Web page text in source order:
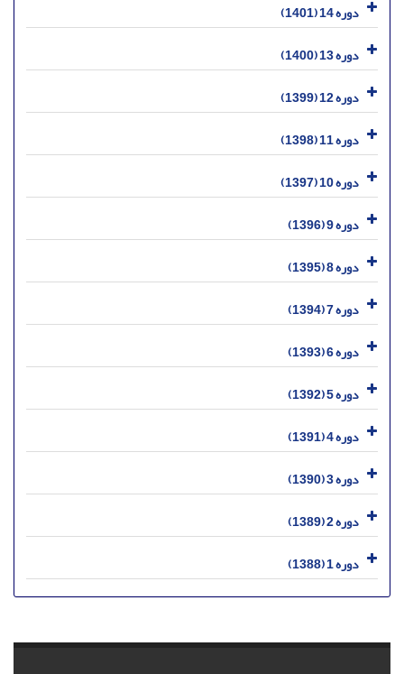
دوره 14 (1401)
دوره 13 (1400)
دوره 12 (1399)
دوره 11 (1398)
دوره 10 (1397)
دوره 9 (1396)
دوره 8 (1395)
دوره 7 (1394)
دوره 6 (1393)
دوره 5 (1392)
دوره 4 (1391)
دوره 3 (1390)
دوره 2 (1389)
دوره 1 (1388)